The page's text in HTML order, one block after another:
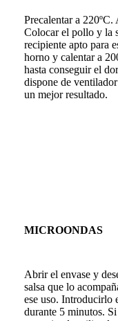
Precalentar a 220ºC.
Colocar el pollo y la
recipiente apto para
horno y calentar a
hasta conseguir el
dispone de
un mejor resultado.
MICROONDAS
Abrir el envase y
salsa que lo
ese uso. Introducirlo
durante 5 minutos.